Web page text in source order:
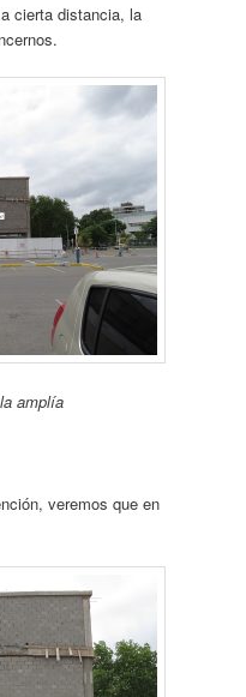
cierta distancia, la
amplía
veremos que en